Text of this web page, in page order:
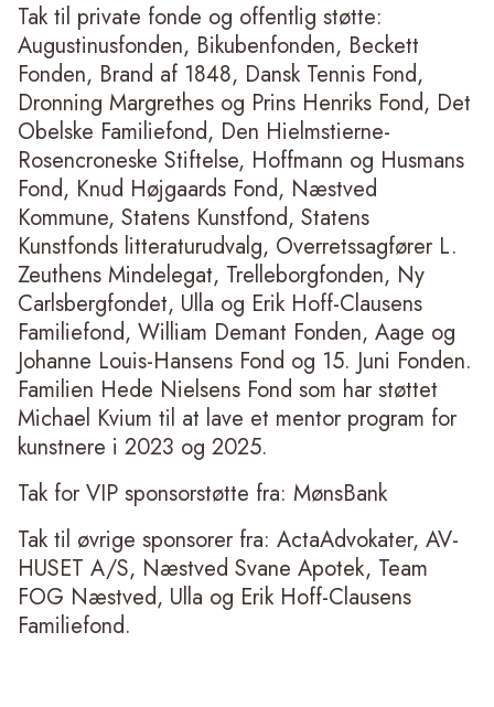
Tak til private fonde og offentlig støtte:
Augustinusfonden, Bikubenfonden, Beckett
Fonden, Brand af 1848, Dansk Tennis Fond,
Dronning Margrethes og Prins Henriks Fond, Det
Obelske Familiefond, Den Hielmstierne-
Rosencroneske Stiftelse, Hoffmann og Husmans
Fond, Knud Højgaards Fond, Næstved
Kommune, Statens Kunstfond, Statens
Kunstfonds litteraturudvalg, Overretssagfører L.
Zeuthens Mindelegat, Trelleborgfonden, Ny
Carlsbergfondet, Ulla og Erik Hoff-Clausens
Familiefond, William Demant Fonden, Aage og
Johanne Louis-Hansens Fond og 15. Juni Fonden.
Familien Hede Nielsens Fond som har støttet
Michael Kvium til at lave et mentor program for
kunstnere i 2023 og 2025.
Tak for VIP sponsorstøtte fra: MønsBank
Tak til øvrige sponsorer fra: ActaAdvokater, AV-
HUSET A/S, Næstved Svane Apotek, Team
FOG Næstved, Ulla og Erik Hoff-Clausens
Familiefond.